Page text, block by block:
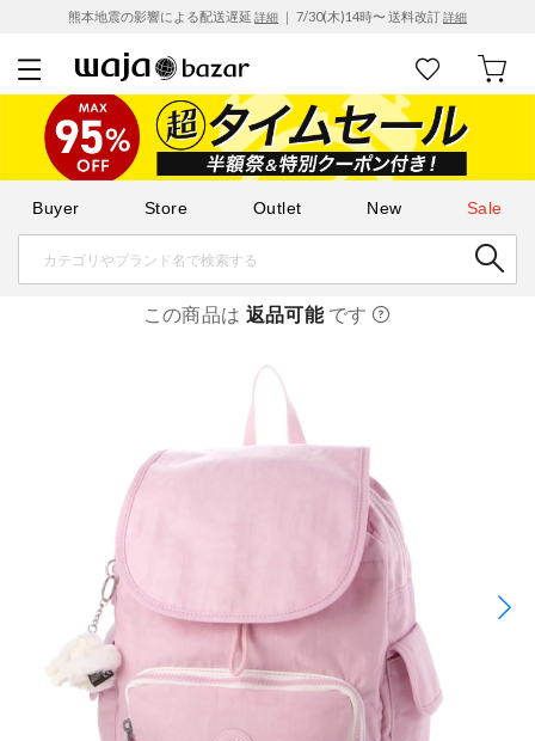
熊本地震の影響による配送遅延 詳細 ｜ 7/30(木)14時〜 送料改訂詳細
Buyer Store Outlet New Sale
この商品は 返品可能です